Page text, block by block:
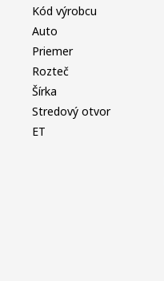
Kód výrobcu
Auto
Priemer
Rozteč
Šírka
Stredový otvor
ET